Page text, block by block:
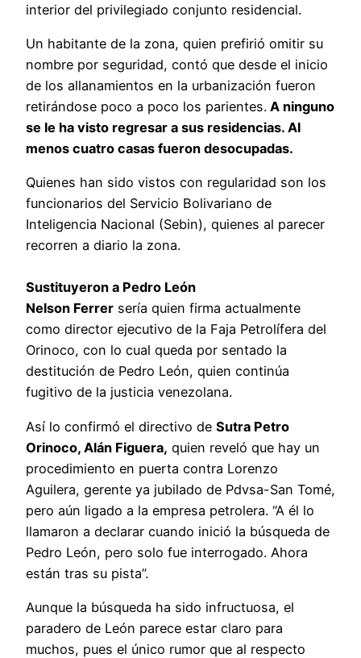
interior del privilegiado conjunto residencial.
Un habitante de la zona, quien prefirió omitir su
nombre por seguridad, contó que desde el inicio
de los allanamientos en la urbanización fueron
retirándose poco a poco los parientes. A ninguno
se le ha visto regresar a sus residencias. Al
menos cuatro casas fueron desocupadas.
Quienes han sido vistos con regularidad son los
funcionarios del Servicio Bolivariano de
Inteligencia Nacional (Sebin), quienes al parecer
recorren a diario la zona.
Sustituyeron a Pedro León
Nelson Ferrer sería quien firma actualmente
como director ejecutivo de la Faja Petrolífera del
Orinoco, con lo cual queda por sentado la
destitución de Pedro León, quien continúa
fugitivo de la justicia venezolana.
Así lo confirmó el directivo de Sutra Petro
Orinoco, Alán Figuera, quien reveló que hay un
procedimiento en puerta contra Lorenzo
Aguilera, gerente ya jubilado de Pdvsa-San Tomé,
pero aún ligado a la empresa petrolera. “A él lo
llamaron a declarar cuando inició la búsqueda de
Pedro León, pero solo fue interrogado. Ahora
están tras su pista”.
Aunque la búsqueda ha sido infructuosa, el
paradero de León parece estar claro para
muchos, pues el único rumor que al respecto